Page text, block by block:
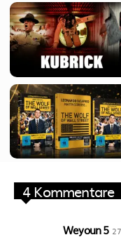
4 Kommentare
Weyoun 5